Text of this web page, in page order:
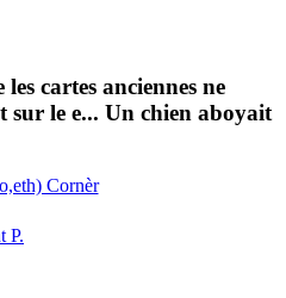
cartes anciennes ne
sur le e... Un chien aboyait
Cornèr
P.